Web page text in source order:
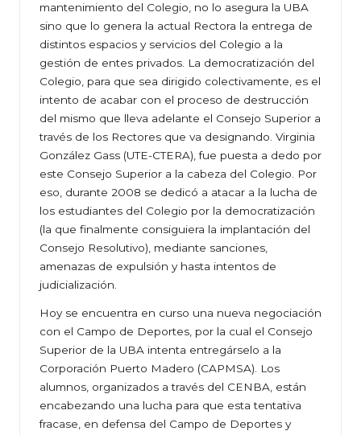
mantenimiento del Colegio, no lo asegura la UBA
sino que lo genera la actual Rectora la entrega de
distintos espacios y servicios del Colegio a la
gestión de entes privados. La democratización del
Colegio, para que sea dirigido colectivamente, es el
intento de acabar con el proceso de destrucción
del mismo que lleva adelante el Consejo Superior a
través de los Rectores que va designando. Virginia
González Gass (UTE-CTERA), fue puesta a dedo por
este Consejo Superior a la cabeza del Colegio. Por
eso, durante 2008 se dedicó a atacar a la lucha de
los estudiantes del Colegio por la democratización
(la que finalmente consiguiera la implantación del
Consejo Resolutivo), mediante sanciones,
amenazas de expulsión y hasta intentos de
judicialización.
Hoy se encuentra en curso una nueva negociación
con el Campo de Deportes, por la cual el Consejo
Superior de la UBA intenta entregárselo a la
Corporación Puerto Madero (CAPMSA). Los
alumnos, organizados a través del CENBA, están
encabezando una lucha para que esta tentativa
fracase, en defensa del Campo de Deportes y